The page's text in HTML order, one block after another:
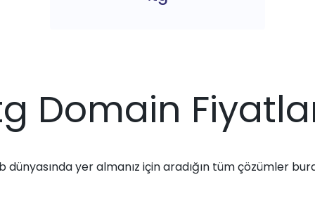
Domain
dünyasında yer almanız için aradığın tüm çözümler